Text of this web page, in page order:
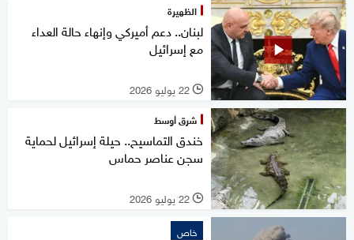
الظهيرة
لبنان.. دعم أميركي وإنهاء حالة العداء
مع إسرائيل
l 22 يوليو 2026
شرق أوسط
خندق التماسيح.. حيلة إسرائيل لحماية
سجن عناصر حماس
l 22 يوليو 2026
خاص